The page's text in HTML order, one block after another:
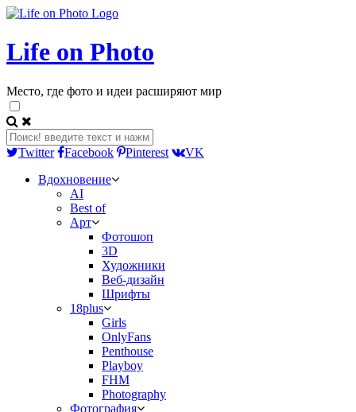
Life on Photo
Место, где фото и идеи расширяют мир
Twitter Facebook Pinterest
VK
Вдохновение
AI
Best of
Арт
Фотошоп
3D
Художники
Веб-дизайн
Шрифты
18plus
Girls
OnlyFans
Penthouse
Playboy
FHM
Photography
Фотография